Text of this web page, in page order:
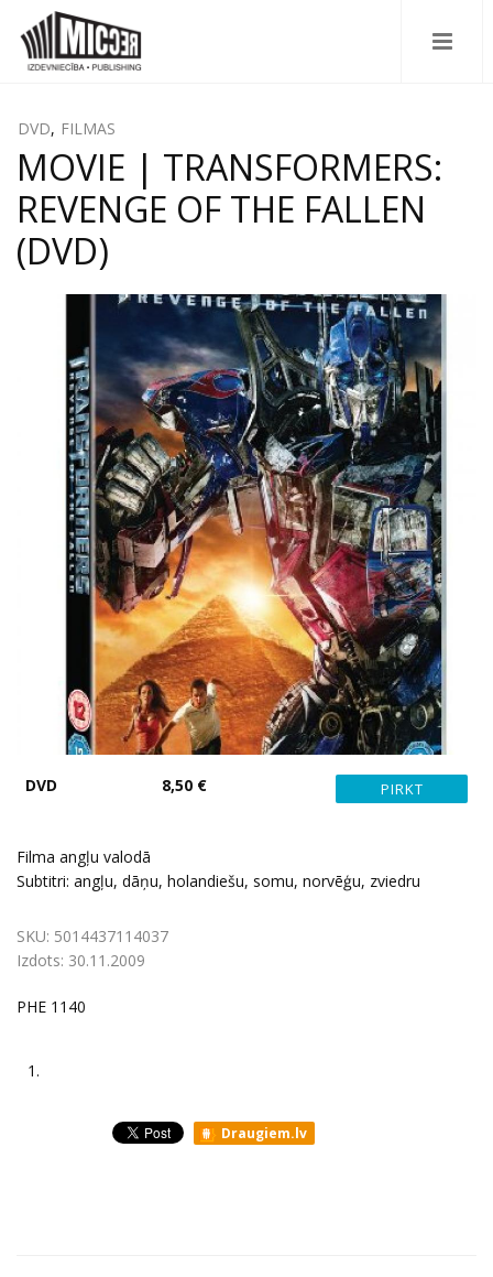
DVD, FILMAS
MOVIE | TRANSFORMERS:
REVENGE OF THE FALLEN
(DVD)
DVD 8,50 €
Filma angļu valodā
Subtitri: angļu, dāņu, holandiešu, somu, norvēģu, zviedru
SKU: 5014437114037
Izdots: 30.11.2009
PHE 1140
1.
Draugiem.lv